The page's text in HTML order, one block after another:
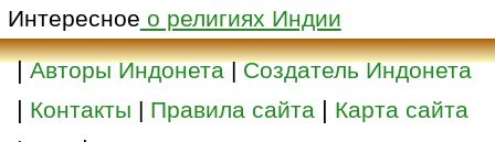
Интересное о религиях Индии
|Авторы Индонета|Создатель Индонета
| Контакты | Правила сайта | Карта сайта